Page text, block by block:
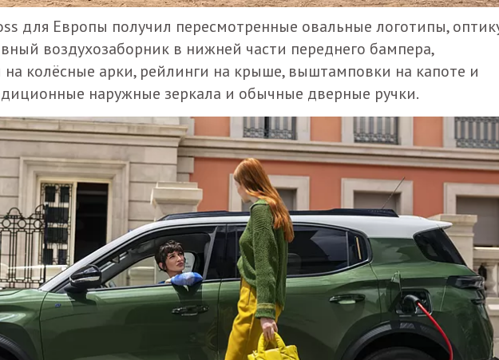
для Европы получил пересмотренные овальные логотипы,
воздухозаборник в нижней части переднего бампера,
колёсные арки, рейлинги на крыше, выштамповки на капоте и
наружные зеркала и обычные дверные ручки.